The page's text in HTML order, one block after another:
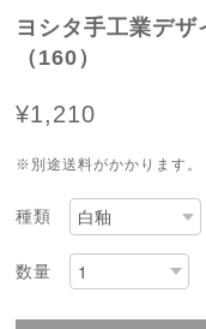
ヨシタ手工業デ
（160）
¥1,210
※別途送料がかかります。
種類
数量